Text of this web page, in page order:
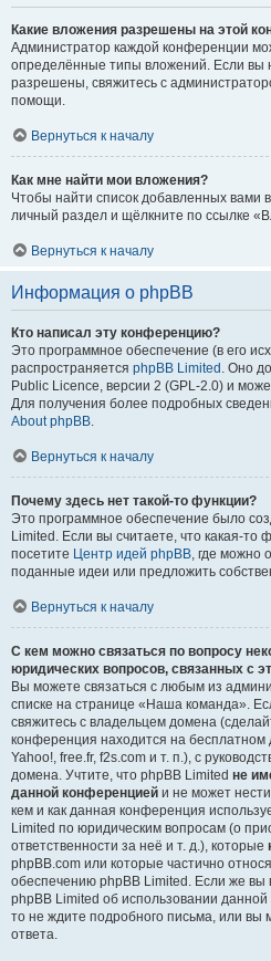
Какие вложения разрешены на этой
Администратор каждой конференции
определённые типы вложений. Если вы
разрешены, свяжитесь с
помощи.
Вернуться к началу
Как мне найти мои вложения?
Чтобы найти список добавленных вами
личный раздел и щёлкните по ссылке
Вернуться к началу
Информация о phpBB
Кто написал эту конференцию?
Это программное обеспечение (в его
распространяется phpBB Limited . Оно
Public Licence, версии 2 (GPL-2.0) и
Для получения более подробных
About phpBB.
Вернуться к началу
Почему здесь нет такой-то функции?
Это программное обеспечение было
Limited. Если вы считаете, что какая-
посетите Центр идей phpBB, где можно
поданные идеи или предложить
Вернуться к началу
С кем можно связаться по вопросу
юридических вопросов, связанных с
Вы можете связаться с любым из
списке на странице «Наша команда».
свяжитесь с владельцем домена
конференция находится на
Yahoo!, free.fr, f2s.com и т. п.), с
домена. Учтите, что phpBB Limited не
данной конференцией и не может
кем и как данная конференция
Limited по юридическим вопросам (о
ответственности за неё и т. д.), которые
phpBB.com или которые частично
обеспечению phpBB Limited. Если же вы
phpBB Limited об использовании
то не ждите подробного письма, или вы
ответа.